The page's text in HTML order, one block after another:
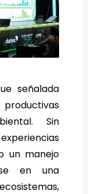
señalada
Sin
un manejo
en una